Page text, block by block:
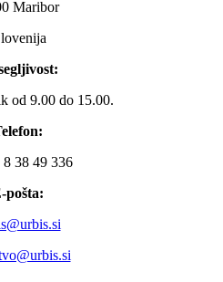
Maribor
od 9.00 do 15.00.
8 38 49 336
pošta: